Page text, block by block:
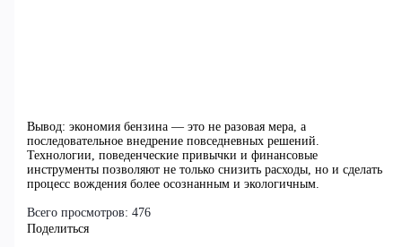
Вывод: экономия бензина — это не разовая мера, а
последовательное внедрение повседневных решений.
Технологии, поведенческие привычки и финансовые
инструменты позволяют не только снизить расходы, но и сделать
процесс вождения более осознанным и экологичным.
Всего просмотров: 476
Поделиться